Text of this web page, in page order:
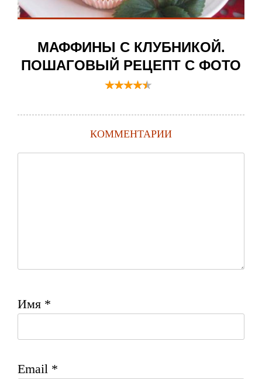
МАФФИНЫ С КЛУБНИКОЙ.
ПОШАГОВЫЙ РЕЦЕПТ С ФОТО
КОММЕНТАРИИ
Имя *
Email *